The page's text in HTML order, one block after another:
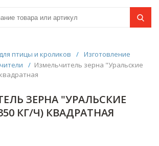
птицы и кроликов / Изготовление
/ Измельчитель зерна "Уральские
ЗЕРНА "УРАЛЬСКИЕ
КГ/Ч) КВАДРАТНАЯ